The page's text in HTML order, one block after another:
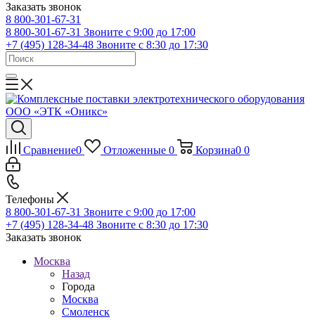
Заказать звонок
8 800-301-67-31
8 800-301-67-31 Звоните с 9:00 до 17:00
+7 (495) 128-34-48 Звоните с 8:30 до 17:30
Сравнение0 Отложенные 0 Корзина0 0
Телефоны
8 800-301-67-31 Звоните с 9:00 до 17:00
+7 (495) 128-34-48 Звоните с 8:30 до 17:30
Заказать звонок
Москва
Назад
Города
Москва
Смоленск